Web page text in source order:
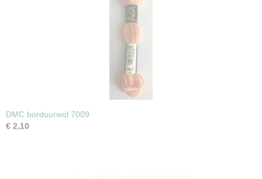
DMC borduurwol 7009
€ 2,10